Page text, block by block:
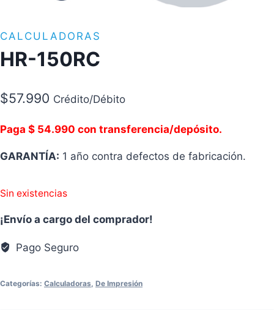
CALCULADORAS
HR-150RC
$57.990 Crédito/Débito
Paga $ 54.990 con transferencia/depósito.
GARANTÍA: 1 año contra defectos de fabricación.
Sin existencias
¡Envío a cargo del comprador!
Pago Seguro
Categorías: Calculadoras De Impresión